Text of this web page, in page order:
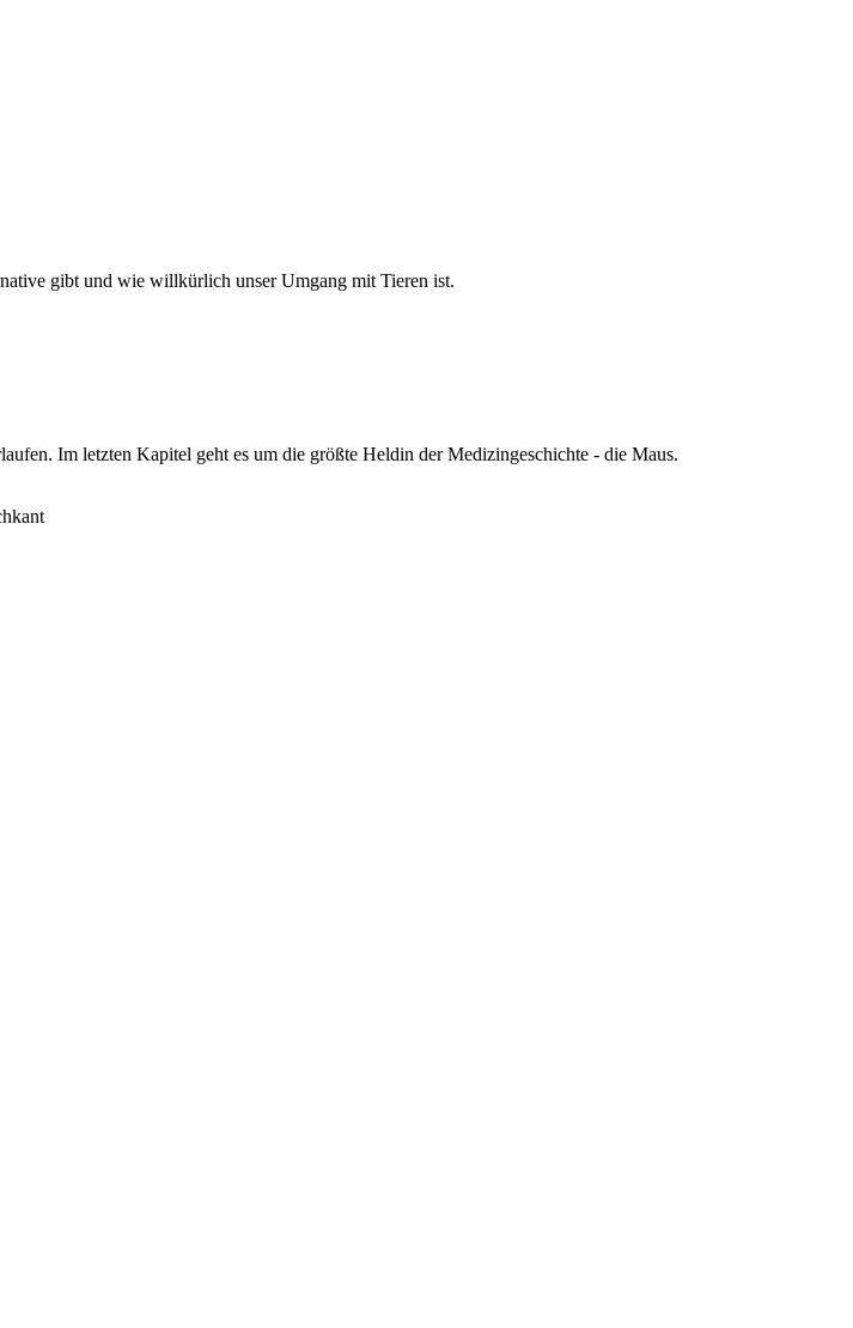
gibt und wie willkürlich unser Umgang mit Tieren ist.
Im letzten Kapitel geht es um die größte Heldin der Medizingeschichte - die Maus.